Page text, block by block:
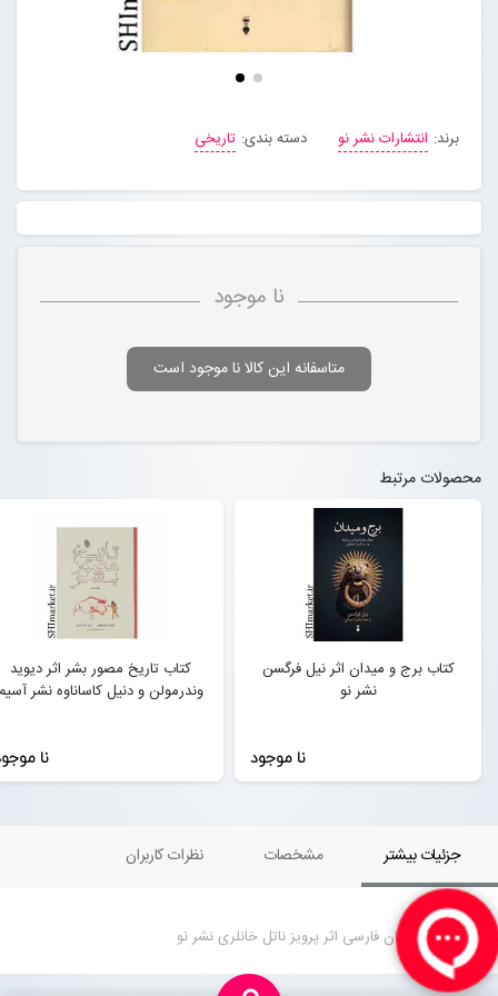
برند: انتشارات نشر نو دسته بندی: تاریخی
نا موجود
متاسفانه این کالا نا موجود است
محصولات مرتبط
کتاب برج و میدان اثر نیل فرگسن
نشر نو
نا موجود
کتاب تاریخ مصور بشر اثر دیوید
وندرمولن و دنیل کاساناوه نشر
نا
جزئیات بیشتر مشخصات نظرات کاربران
کتاب تاریخ زبان فارسی اثر پرویز ناتل خانلری نشر نو